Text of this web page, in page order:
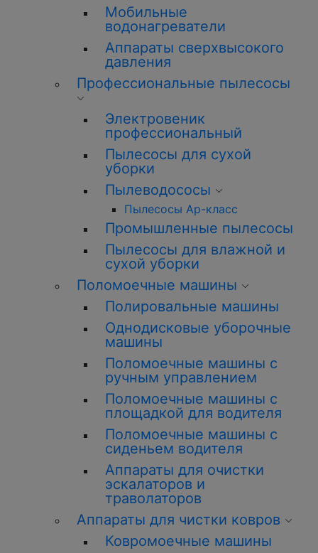
Мобильные
водонагреватели
Аппараты сверхвысокого
давления
Профессиональные пылесосы
Электровеник
профессиональный
Пылесосы для сухой
уборки
Пылеводососы
Пылесосы Ар-класс
Промышленные пылесосы
Пылесосы для влажной и
сухой уборки
Поломоечные машины
Полировальные машины
Однодисковые уборочные
машины
Поломоечные машины с
ручным управлением
Поломоечные машины с
площадкой для водителя
Поломоечные машины с
сиденьем водителя
Аппараты для очистки
эскалаторов и
траволаторов
Аппараты для чистки ковров
Ковромоечные машины